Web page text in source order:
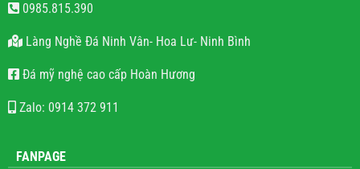
0985.815.390
Làng Nghề Đá Ninh Vân- Hoa Lư- Ninh Bình
Đá mỹ nghệ cao cấp Hoàn Hương
Zalo: 0914 372 911
FANPAGE